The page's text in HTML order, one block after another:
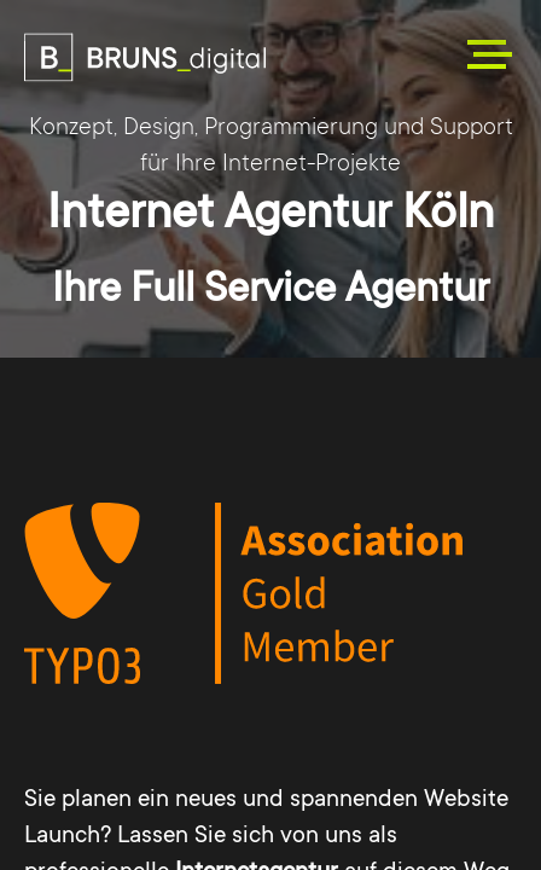
Konzept, Design, Programmierung und Support
für Ihre Internet-Projekte
Internet Agentur Köln
Ihre Full Service Agentur
Sie planen ein neues und spannenden Website
Launch? Lassen Sie sich von uns als